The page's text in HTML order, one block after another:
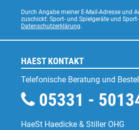
Durch Angabe meiner E-Mail-Adresse und
zuschickt: Sport- und Spielgeräte und
Datenschutzerklärung.
HAEST KONTAKT
Telefonische Beratung und
05331 -
HaeSt Haedicke & Stiller OHG